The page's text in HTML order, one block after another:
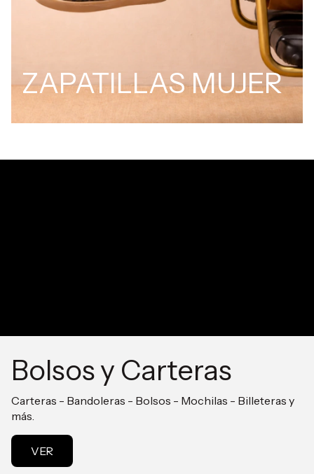
ZAPATILLAS MUJER
Bolsos y Carteras
Carteras - Bandoleras - Bolsos - Mochilas - Billeteras y
más.
VER